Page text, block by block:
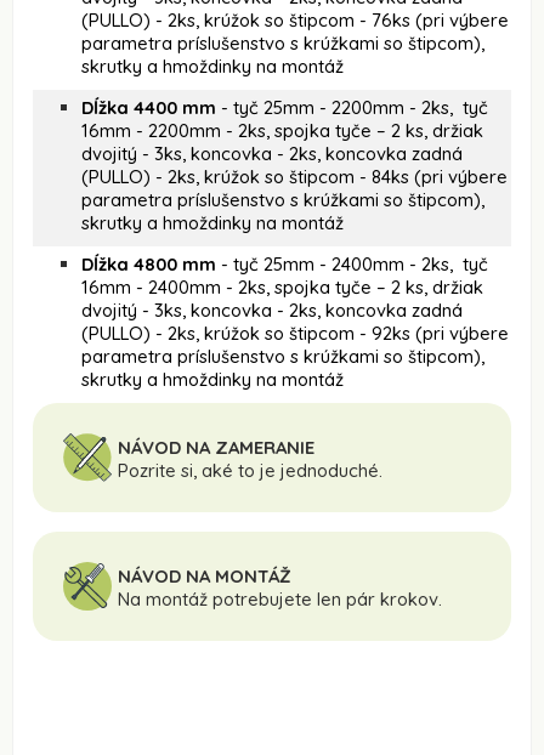
(PULLO) - 2ks, krúžok so štipcom - 76ks (pri výbere
parametra príslušenstvo s krúžkami so štipcom),
skrutky a hmoždinky na montáž
Dĺžka 4400 mm - tyč 25mm - 2200mm - 2ks, tyč
16mm - 2200mm - 2ks, spojka tyče – 2 ks, držiak
dvojitý - 3ks, koncovka - 2ks, koncovka zadná
(PULLO) - 2ks, krúžok so štipcom - 84ks (pri výbere
parametra príslušenstvo s krúžkami so štipcom),
skrutky a hmoždinky na montáž
Dĺžka 4800 mm - tyč 25mm - 2400mm - 2ks, tyč
16mm - 2400mm - 2ks, spojka tyče – 2 ks, držiak
dvojitý - 3ks, koncovka - 2ks, koncovka zadná
(PULLO) - 2ks, krúžok so štipcom - 92ks (pri výbere
parametra príslušenstvo s krúžkami so štipcom),
skrutky a hmoždinky na montáž
NÁVOD NA ZAMERANIE
Pozrite si, aké to je jednoduché.
NÁVOD NA MONTÁŽ
Na montáž potrebujete len pár krokov.